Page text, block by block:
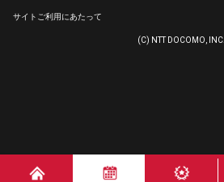
サイトご利用にあたって
(C) NTT DOCOMO, INC.